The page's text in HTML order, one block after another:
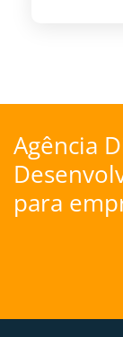
Agência
para